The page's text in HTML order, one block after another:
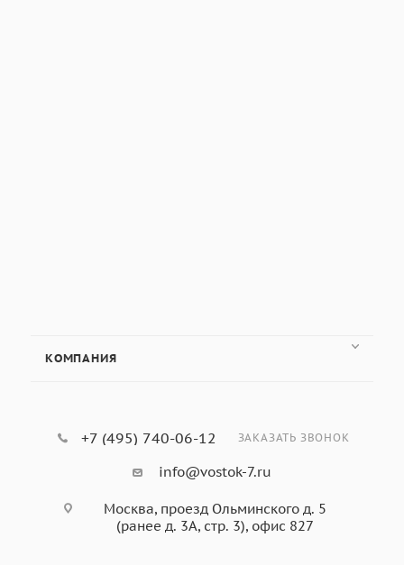
КОМПАНИЯ
+7 (495) 740-06-12 ЗАКАЗАТЬ ЗВОНОК
info@vostok-7.ru
Москва, проезд Ольминского д. 5
(ранее д. 3А, стр. 3), офис 827